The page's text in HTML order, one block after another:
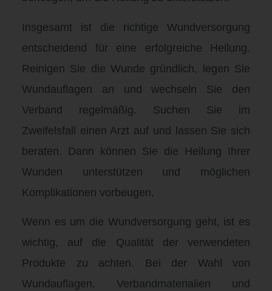
Insgesamt ist die richtige Wundversorgung
entscheidend für eine erfolgreiche Heilung.
Reinigen Sie die Wunde gründlich, legen Sie
Wundauflagen an und wechseln Sie den
Verband regelmäßig. Suchen Sie im
Zweifelsfall einen Arzt auf und lassen Sie sich
beraten. Dann können Sie die Heilung Ihrer
Wunden unterstützen und möglichen
Komplikationen vorbeugen.
Wenn es um die Wundversorgung geht, ist es
wichtig, auf die Qualität der verwendeten
Produkte zu achten. Bei der Wahl von
Wundauflagen, Verbandmaterialien und